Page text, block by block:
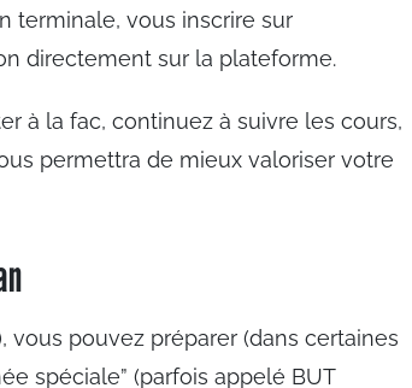
terminale, vous inscrire sur
directement sur la plateforme.
à la fac, continuez à suivre les cours,
permettra de mieux valoriser votre
vous pouvez préparer (dans certaines
spéciale” (parfois appelé BUT